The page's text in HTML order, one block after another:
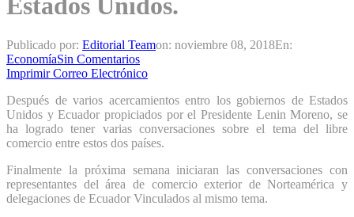
Estados Unidos.
Publicado por: Editorial Teamon: noviembre 08, 2018En:
EconomíaSin Comentarios
Imprimir Correo Electrónico
Después de varios acercamientos entro los gobiernos de Estados
Unidos y Ecuador propiciados por el Presidente Lenin Moreno, se
ha logrado tener varias conversaciones sobre el tema del libre
comercio entre estos dos países.
Finalmente la próxima semana iniciaran las conversaciones con
representantes del área de comercio exterior de Norteamérica y
delegaciones de Ecuador Vinculados al mismo tema.